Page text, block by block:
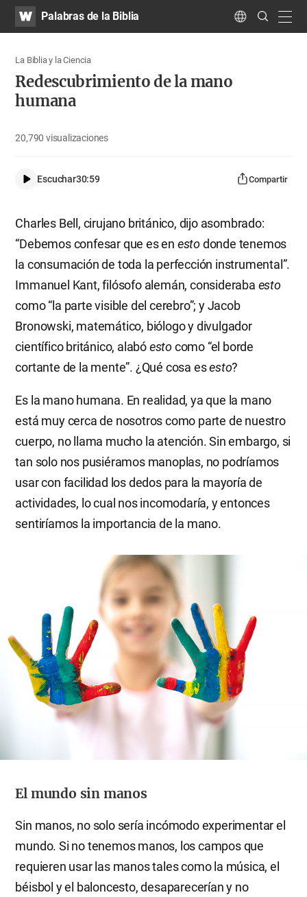
WATVPalabras de la Biblia Language
Search
Submit
La Biblia y la Ciencia
Redescubrimiento de la mano
humana
20,790visualizaciones
Escuchar30:59 Compartir
Charles Bell, cirujano británico, dijo asombrado:
“Debemos confesar que es en estodonde tenemos
la consumación de toda la perfección instrumental”.
Immanuel Kant, filósofo alemán, consideraba esto
como “la parte visible del cerebro”; y Jacob
Bronowski, matemático, biólogo y divulgador
científico británico, alabóestocomo “el borde
cortante de la mente”. ¿Qué cosa esesto?
Es la mano humana. En realidad, ya que la mano
está muy cerca de nosotros como parte de nuestro
cuerpo, no llama mucho la atención. Sin embargo, si
tan solo nos pusiéramos manoplas, no podríamos
usar con facilidad los dedos para la mayoría de
actividades, lo cual nos incomodaría, y entonces
sentiríamos la importancia de la mano.
El mundo sin manos
Sin manos, no solo sería incómodo experimentar el
mundo. Si no tenemos manos, los campos que
requieren usar las manos tales como la música, el
béisbol y el baloncesto, desaparecerían y no